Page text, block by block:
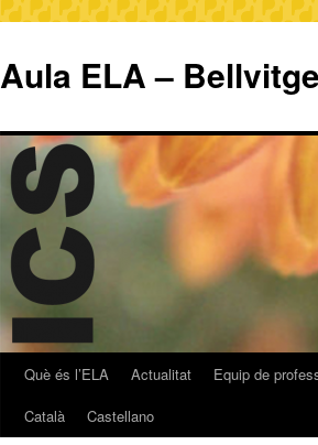
Aula ELA –
Què és l’ELA Actualitat Equip de
Català
Castellano